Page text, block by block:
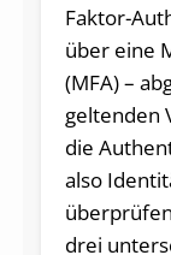
Faktor-
über eine
(MFA) –
geltenden
die
also
drei